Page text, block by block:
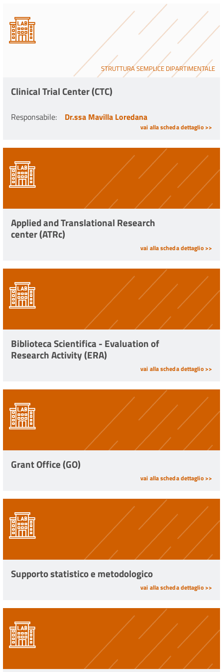
STRUTTURA SEMPLICE DIPARTIMENTALE
Clinical Trial Center (CTC)
Responsabile: Dr.ssa Mavilla Loredana
vai alla scheda dettaglio >>
Applied and Translational Research
center (ATRc)
vai alla scheda dettaglio >>
Biblioteca Scientifica - Evaluation of
Research Activity (ERA)
vai alla scheda dettaglio >>
Grant Office (GO)
vai alla scheda dettaglio >>
Supporto statistico e metodologico
vai alla scheda dettaglio >>